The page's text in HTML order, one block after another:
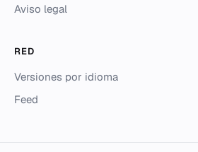
Aviso legal
RED
Versiones por idioma
Feed